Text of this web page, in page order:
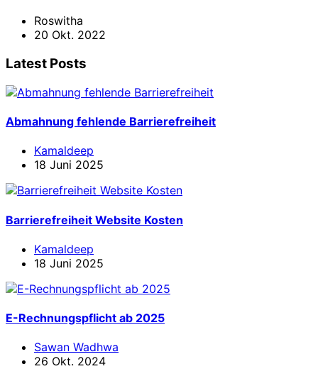
Roswitha
20 Okt. 2022
Latest Posts
Abmahnung fehlende Barrierefreiheit
Kamaldeep
18 Juni 2025
Barrierefreiheit Website Kosten
Kamaldeep
18 Juni 2025
E-Rechnungspflicht ab 2025
Sawan Wadhwa
26 Okt. 2024